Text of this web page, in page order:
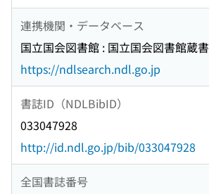
連携機関・データベース
国立国会図書館 : 国立国会図書館蔵書
https://ndlsearch.ndl.go.jp
書誌ID（NDLBibID）
033047928
http://id.ndl.go.jp/bib/033047928
全国書誌番号